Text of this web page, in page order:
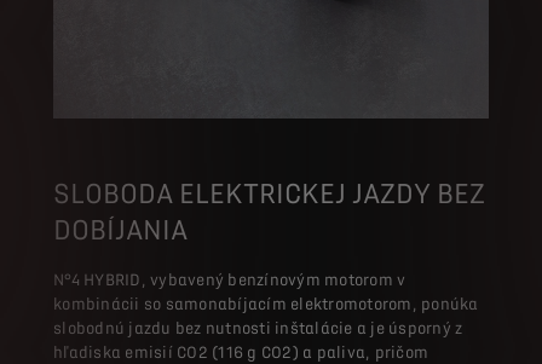
SLOBODA ELEKTRICKEJ JAZDY BEZ
DOBÍJANIA
N°4 HYBRID, vybavený benzínovým motorom v
kombinácii so samonabíjacím elektromotorom, ponúka
slobodnú jazdu bez nutnosti inštalácie a je úsporný z
hľadiska emisií CO2 (116 g CO2) a paliva, pričom